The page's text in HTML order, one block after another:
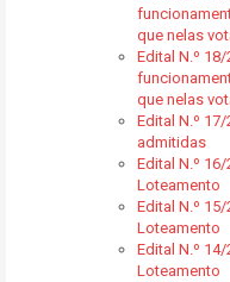
que nelas
Edital N.º
que nelas
Edital N.º
admitidas
Edital N.º
Loteamento
Edital N.º
Loteamento
Edital N.º
Loteamento